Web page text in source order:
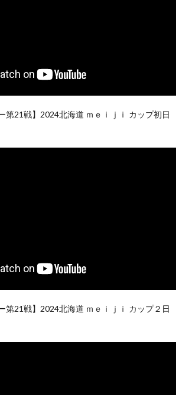
第21戦】2024北海道 ｍｅｉｊｉ カップ初日
第21戦】2024北海道 ｍｅｉｊｉ カップ２日